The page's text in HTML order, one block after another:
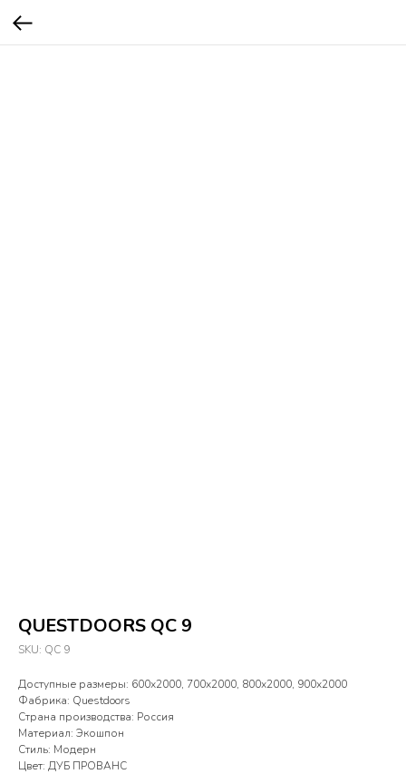
QUESTDOORS QС 9
SKU: QС 9
Доступные размеры: 600х2000, 700х2000, 800х2000, 900х2000
Фабрика: Questdoors
Страна производства: Россия
Материал: Экошпон
Стиль: Модерн
Цвет: ДУБ ПРОВАНС